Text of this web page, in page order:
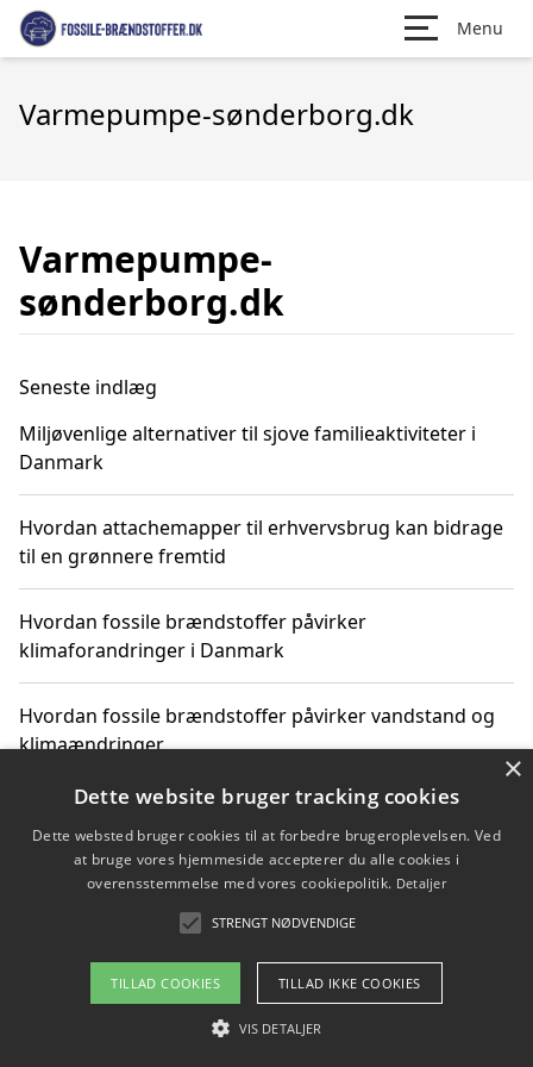
Menu
Varmepumpe-sønderborg.dk
Varmepumpe-
sønderborg.dk
Seneste indlæg
Miljøvenlige alternativer til sjove familieaktiviteter i
Danmark
Hvordan attachemapper til erhvervsbrug kan bidrage
til en grønnere fremtid
Hvordan fossile brændstoffer påvirker
klimaforandringer i Danmark
Hvordan fossile brændstoffer påvirker vandstand og
klimaændringer
Hvordan citater om fossile brændstoffer kan ændre
vores perspektiv
Om / kontakt
Blog Betingelser
×
Dette website bruger tracking cookies
Dette websted bruger cookies til at forbedre brugeroplevelsen. Ved
at bruge vores hjemmeside accepterer du alle cookies i
overensstemmelse med vores cookiepolitik. Detaljer
STRENGT NØDVENDIGE
TILLAD COOKIES TILLAD IKKE COOKIES
VIS DETALJER